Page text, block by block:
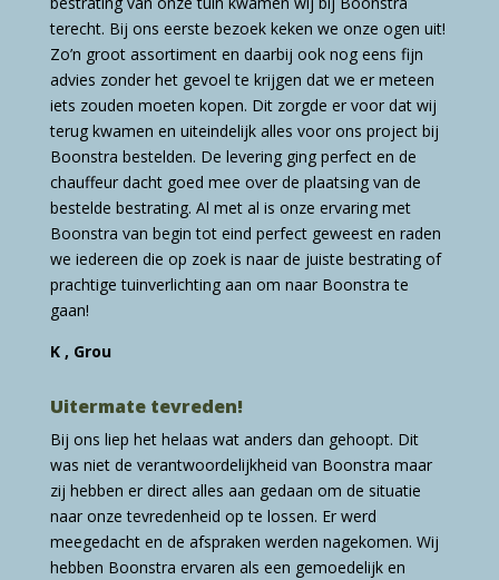
terecht. Bij ons eerste bezoek keken we onze ogen uit!
Zo’n groot assortiment en daarbij ook nog eens fijn
advies zonder het gevoel te krijgen dat we er meteen
iets zouden moeten kopen. Dit zorgde er voor dat wij
terug kwamen en uiteindelijk alles voor ons project bij
Boonstra bestelden. De levering ging perfect en de
chauffeur dacht goed mee over de plaatsing van de
bestelde bestrating. Al met al is onze ervaring met
Boonstra van begin tot eind perfect geweest en raden
we iedereen die op zoek is naar de juiste bestrating of
prachtige tuinverlichting aan om naar Boonstra te
gaan!
K , Grou
Uitermate tevreden!
Bij ons liep het helaas wat anders dan gehoopt. Dit
was niet de verantwoordelijkheid van Boonstra maar
zij hebben er direct alles aan gedaan om de situatie
naar onze tevredenheid op te lossen. Er werd
meegedacht en de afspraken werden nagekomen. Wij
hebben Boonstra ervaren als een gemoedelijk en